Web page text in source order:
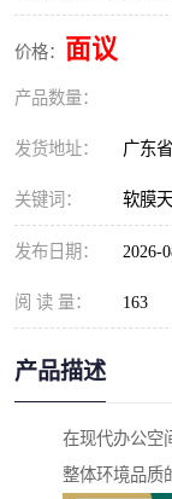
价格： 面议
产品数量：
发货地址： 广东
关键词： 软膜
发布日期： 2026-
阅 读 量： 163
产品描述
在现代办公空
整体环境品质